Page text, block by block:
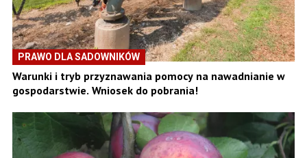
PRAWO DLA SADOWNIKÓW
Warunki i tryb przyznawania pomocy na nawadnianie w
gospodarstwie. Wniosek do pobrania!